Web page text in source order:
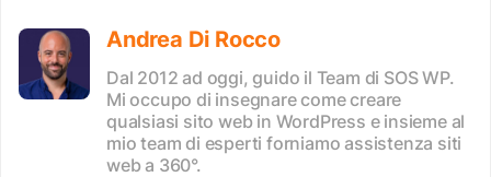
Andrea Di Rocco
Dal 2012 ad oggi, guido il Team di SOS WP.
Mi occupo di insegnare come creare
qualsiasi sito web in WordPress e insieme al
mio team di esperti forniamo assistenza siti
web a 360°.